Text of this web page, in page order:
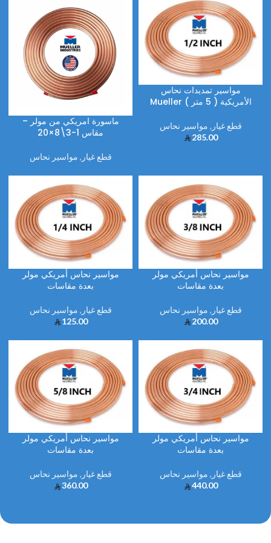
ماسورة امريكي من مولر –
مقاس 1-3\8×20
قطع غيار , مواسير نحاس
مواسير تمديدات نحاس
Mueller الأمريكية ( 5 متر )
قطع غيار , مواسير نحاس
285.00
مواسير نحاس أمريكي مولر
بعدة مقاسات
قطع غيار , مواسير نحاس
125.00
مواسير نحاس أمريكي مولر
بعدة مقاسات
قطع غيار , مواسير نحاس
200.00
مواسير نحاس أمريكي مولر
بعدة مقاسات
قطع غيار , مواسير نحاس
360.00
مواسير نحاس أمريكي مولر
بعدة مقاسات
قطع غيار , مواسير نحاس
440.00